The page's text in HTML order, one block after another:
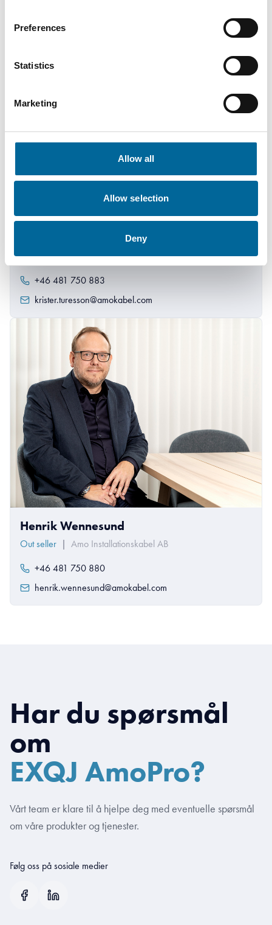
Preferences
Statistics
Marketing
Allow all
Allow selection
Deny
Salesperson / KAM | Amo Installationskabel AB
+46 481 750 883
krister.turesson@amokabel.com
Henrik Wennesund
Out seller | Amo Installationskabel AB
+46 481 750 880
henrik.wennesund@amokabel.com
Har du spørsmål
om
EXQJ AmoPro?
Vårt team er klare til å hjelpe deg med eventuelle spørsmål
om våre produkter og tjenester.
Følg oss på sosiale medier